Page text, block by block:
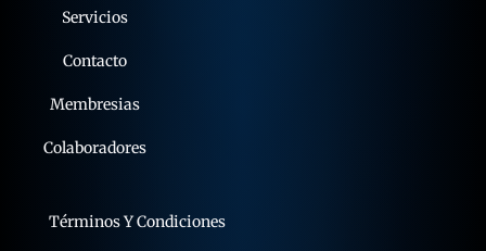
Términos Y Condiciones
Servicios
Contacto
Membresias
Colaboradores